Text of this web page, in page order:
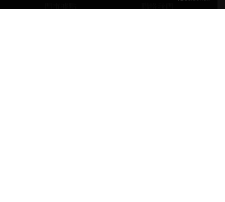
門市據點 聯絡我們